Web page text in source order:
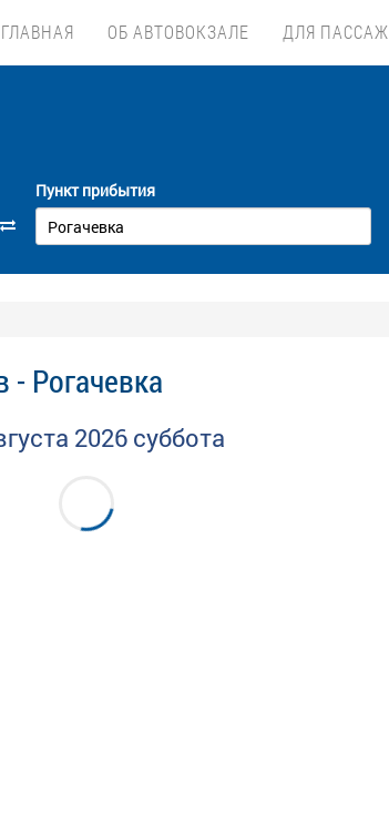
ГЛАВНАЯ ОБ АВТОВОКЗАЛЕ ДЛЯ
Пункт прибытия
- Рогачевка
2026 суббота